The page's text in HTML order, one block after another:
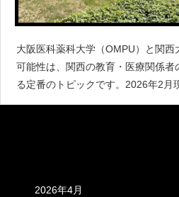
大阪医科薬科大学（OMPU）と関
可能性は、関西の教育・医療関係者
る定番のトピックです。2026年2月
織の動向をもとに、このうさわの
2026年4月